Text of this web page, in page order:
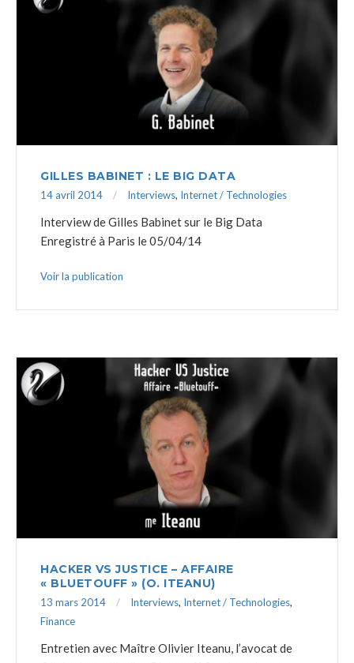
GILLES BABINET : LE BIG DATA
14 avril 2014 Interviews, Internet / Technologies
Interview de Gilles Babinet sur le Big Data
Enregistré à Paris le 05/04/14
Voir la publication
HACKER VS JUSTICE – AFFAIRE
« BLUETOUFF » (O. ITEANU)
13 mars 2014 Interviews, Internet / Technologies,
Finance
Entretien avec Maître Olivier Iteanu, l’avocat de